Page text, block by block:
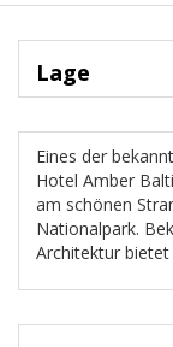
Lage
Eines der
Hotel Amber
am schönen
Nationalpark.
Architektur